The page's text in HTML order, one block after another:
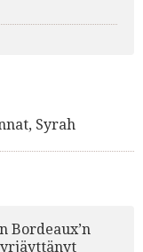
, Syrah
Bordeaux’n